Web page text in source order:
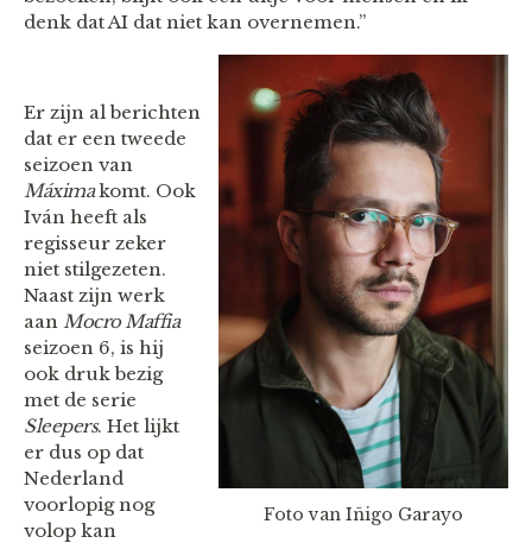
denk dat AI dat niet kan overnemen.”
Foto van Iñigo Garayo
Er zijn al berichten
dat er een tweede
seizoen van
Máximakomt. Ook
Iván heeft als
regisseur zeker
niet stilgezeten.
Naast zijn werk
aan Mocro Maffia
seizoen 6, is hij
ook druk bezig
met de serie
Sleepers. Het lijkt
er dus op dat
Nederland
voorlopig nog
volop kan